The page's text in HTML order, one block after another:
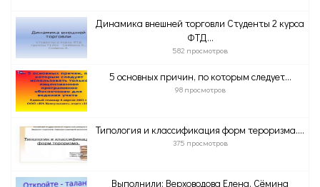
Динамика внешней торговли Студенты 2 курса
ФТД...
582 просмотров
5 основных причин, по которым следует...
98 просмотров
Типология и классификация форм тероризма....
375 просмотров
Выполнили: Верховодова Елена, Сёмина